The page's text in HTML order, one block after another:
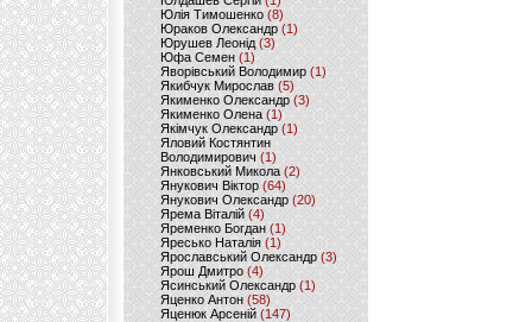
Юлія Тимошенко (8)
Юраков Олександр (1)
Юрушев Леонід (3)
Юфа Семен (1)
Яворівський Володимир (1)
Якибчук Мирослав (5)
Якименко Олександр (3)
Якименко Олена(1)
Якімчук Олександр (1)
Яловий Костянтин
Володимирович (1)
Янковський Микола(2)
Янукович Віктор (64)
Янукович Олександр(20)
Ярема Віталій(4)
Яременко Богдан(1)
Яресько Наталія(1)
Ярославський Олександр (3)
Ярош Дмитро (4)
Ясинський Олександр (1)
Яценко Антон(58)
Яценюк Арсеній (147)